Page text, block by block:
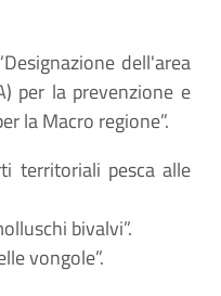
dell'area
per la prevenzione e
la Macro regione”.
territoriali pesca alle
bivalvi”.
vongole”.